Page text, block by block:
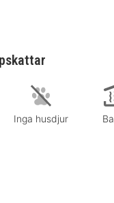
Inga husdjur